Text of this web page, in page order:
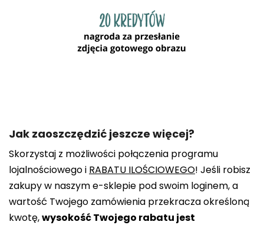
Jak zaoszczędzić jeszcze więcej?
Skorzystaj z możliwości połączenia programu
lojalnościowego i RABATU ILOŚCIOWEGO! Jeśli robisz
zakupy w naszym e-sklepie pod swoim loginem, a
wartość Twojego zamówienia przekracza określoną
kwotę,wysokość Twojego rabatu jest